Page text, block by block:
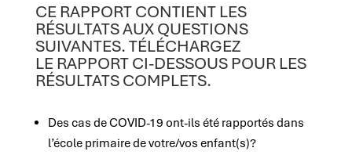
CE RAPPORT CONTIENT LES
RÉSULTATS AUX QUESTIONS
SUIVANTES. TÉLÉCHARGEZ
LE RAPPORT CI-DESSOUS POUR LES
RÉSULTATS COMPLETS.
Des cas de COVID-19 ont-ils été rapportés dans
l’école primaire de votre/vos enfant(s)?